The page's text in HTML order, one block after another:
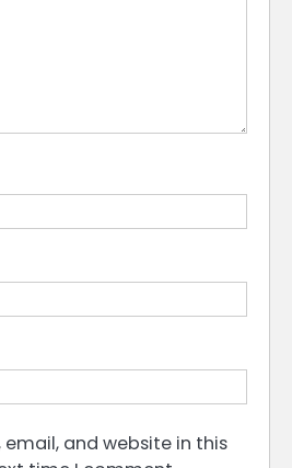
email, and website in this